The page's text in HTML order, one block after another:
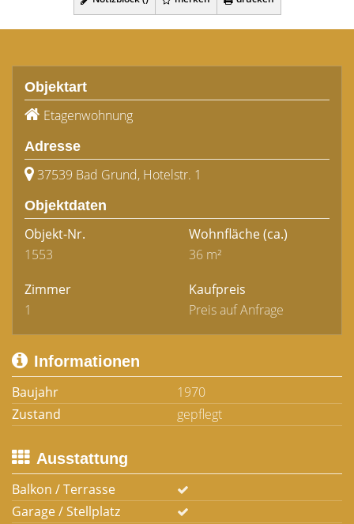
Objektart
Etagenwohnung
Adresse
37539 Bad Grund, Hotelstr. 1
Objektdaten
Objekt-Nr.
1553
Wohnfläche(ca.)
36 m²
Zimmer
1
Kaufpreis
Preis auf Anfrage
Informationen
Baujahr
1970
Zustand
gepflegt
Ausstattung
Balkon / Terrasse
Garage / Stellplatz